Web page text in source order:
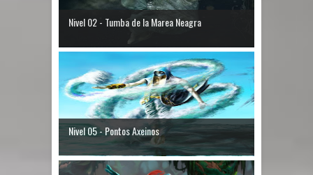
Nivel 02 - Tumba de la Marea Neagra
Nivel 05 - Pontos Axeinos